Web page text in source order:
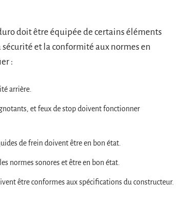
doit être équipée de certains éléments
et la conformité aux normes en
:
arrière.
et feux de stop doivent fonctionner
de frein doivent être en bon état.
normes sonores et être en bon état.
être conformes aux spécifications du constructeur.